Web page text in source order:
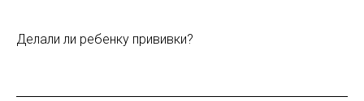
Делали ли ребенку прививки?